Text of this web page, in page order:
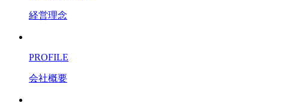
経営理念
PROFILE
会社概要